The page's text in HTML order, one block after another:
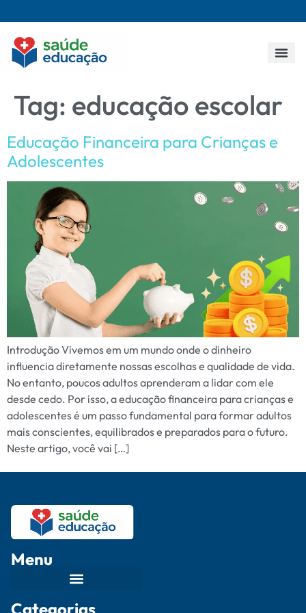
Tag: educação escolar
Educação Financeira para Crianças e
Adolescentes
Introdução Vivemos em um mundo onde o dinheiro
influencia diretamente nossas escolhas e qualidade de vida.
No entanto, poucos adultos aprenderam a lidar com ele
desde cedo. Por isso, a educação financeira para crianças e
adolescentes é um passo fundamental para formar adultos
mais conscientes, equilibrados e preparados para o futuro.
Neste artigo, você vai […]
Menu